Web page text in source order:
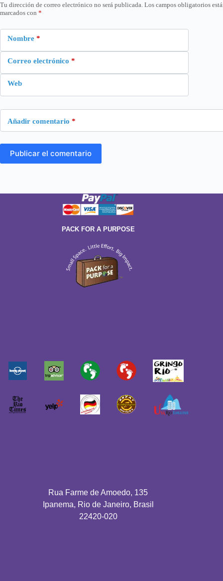
Tu dirección de correo electrónico no será publicada. Los campos obligatorios
marcados con *
Nombre *
Correo electrónico *
Web
Añadir comentario *
Publicar el comentario
PACK FOR A PURPOSE
Rua Farme de Amoedo, 135
Ipanema, Rio de Janeiro, Brasil
22420-020